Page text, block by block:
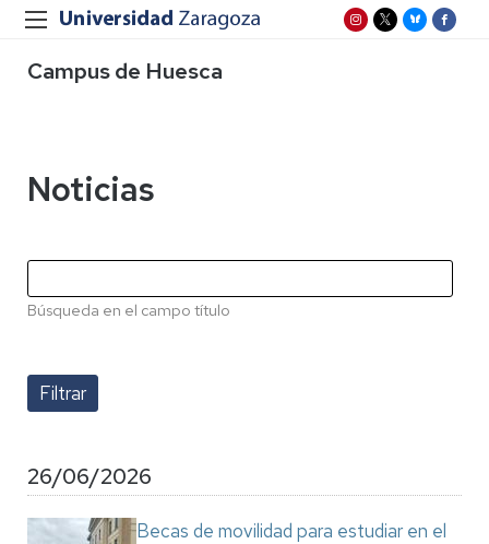
Campus de Huesca
Noticias
Búsqueda en el campo título
26/06/2026
Becas de movilidad para estudiar en el